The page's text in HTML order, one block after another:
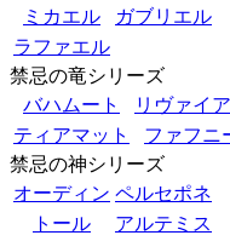
ミカエル
ガブリエル
ラファエル
禁忌の竜シリーズ
バハムート
リヴァイ
ティアマット
ファフニ
禁忌の神シリーズ
オーディン ペルセポネ
トール
アルテミス